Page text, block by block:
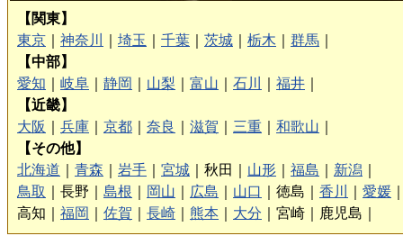
【関東】
東京
神奈川 埼玉 千葉 茨城 栃木 群馬
【中部】
愛知
岐阜 静岡 山梨 富山 石川 福井
【近畿】
大阪
兵庫 京都 奈良 滋賀 三重 和歌山
【その他】
北海道
青森 岩手 宮城 秋田｜ 山形 福島 新潟
鳥取
長野｜ 島根 岡山 広島 山口 徳島｜ 香川 愛媛
高知｜ 福岡 佐賀 長崎 熊本 大分 宮崎｜ 鹿児島｜